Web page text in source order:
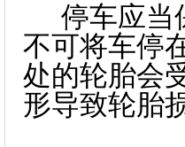
停车应当
不可将车停
处的轮胎会
形导致轮胎